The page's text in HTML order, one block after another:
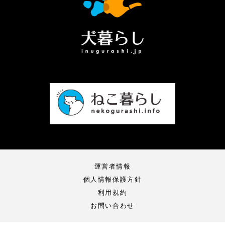
運営者情報
個人情報保護方針
利用規約
お問い合わせ